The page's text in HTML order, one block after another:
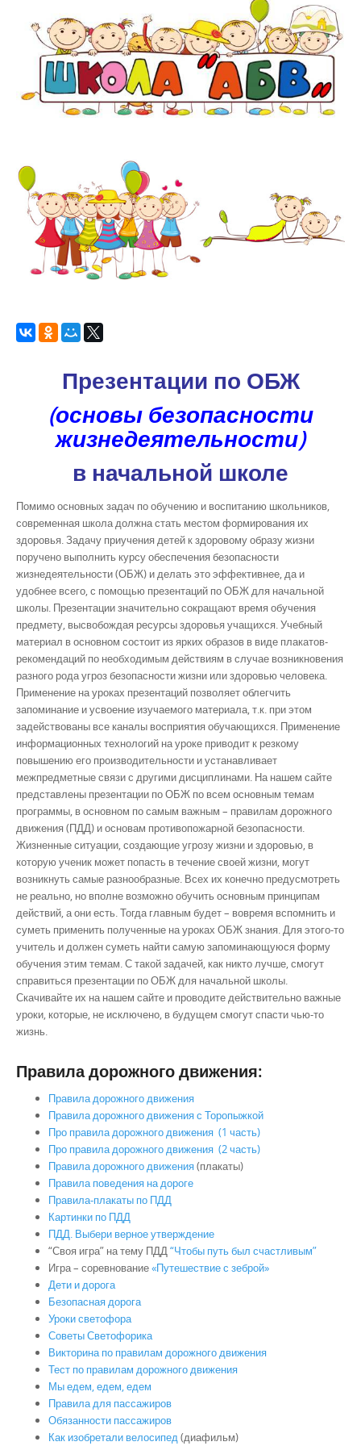
Презентации по ОБЖ
(основы безопасности
жизнедеятельности)
в начальной школе
Помимо основных задач по обучению и воспитанию школьников,
современная школа должна стать местом формирования их
здоровья. Задачу приучения детей к здоровому образу жизни
поручено выполнить курсу обеспечения безопасности
жизнедеятельности (ОБЖ) и делать это эффективнее, да и
удобнее всего, с помощью презентаций по ОБЖ для начальной
школы. Презентации значительно сокращают время обучения
предмету, высвобождая ресурсы здоровья учащихся. Учебный
материал в основном состоит из ярких образов в виде плакатов-
рекомендаций по необходимым действиям в случае возникновения
разного рода угроз безопасности жизни или здоровью человека.
Применение на уроках презентаций позволяет облегчить
запоминание и усвоение изучаемого материала, т.к. при этом
задействованы все каналы восприятия обучающихся. Применение
информационных технологий на уроке приводит к резкому
повышению его производительности и устанавливает
межпредметные связи с другими дисциплинами. На нашем сайте
представлены презентации по ОБЖ по всем основным темам
программы, в основном по самым важным – правилам дорожного
движения (ПДД) и основам противопожарной безопасности.
Жизненные ситуации, создающие угрозу жизни и здоровью, в
которую ученик может попасть в течение своей жизни, могут
возникнуть самые разнообразные. Всех их конечно предусмотреть
не реально, но вполне возможно обучить основным принципам
действий, а они есть. Тогда главным будет – вовремя вспомнить и
суметь применить полученные на уроках ОБЖ знания. Для этого-то
учитель и должен суметь найти самую запоминающуюся форму
обучения этим темам. С такой задачей, как никто лучше, смогут
справиться презентации по ОБЖ для начальной школы.
Скачивайте их на нашем сайте и проводите действительно важные
уроки, которые, не исключено, в будущем смогут спасти чью-то
жизнь.
Правила дорожного движения:
Правила дорожного движения
Правила дорожного движения с Торопыжкой
Про правила дорожного движения (1 часть)
Про правила дорожного движения (2 часть)
Правила дорожного движения(плакаты)
Правила поведения на дороге
Правила-плакаты по ПДД
Картинки по ПДД
ПДД. Выбери верное утверждение
“Своя игра” на тему ПДД“Чтобы путь был счастливым”
Игра – соревнование«Путешествие с зеброй»
Дети и дорога
Безопасная дорога
Уроки светофора
Советы Светофорика
Викторина по правилам дорожного движения
Тест по правилам дорожного движения
Мы едем, едем, едем
Правила для пассажиров
Обязанности пассажиров
Как изобретали велосипед(диафильм)